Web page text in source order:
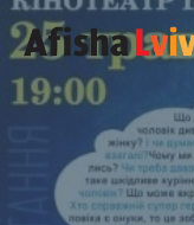
Перейти
до
вмісту